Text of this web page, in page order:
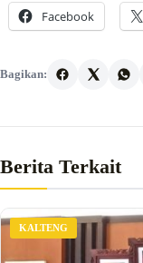
Facebook
Bagikan:
Berita Terkait
KALTENG